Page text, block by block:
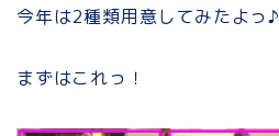
今年は2種類用意してみたよっ♪
まずはこれっ！